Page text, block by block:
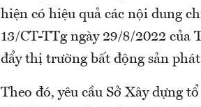
hiện có hiệu quả các nội dung
13/CT-TTg ngày 29/8/2022 của
đẩy thị trường bất động sản
Theo đó, yêu cầu Sở Xây dựng